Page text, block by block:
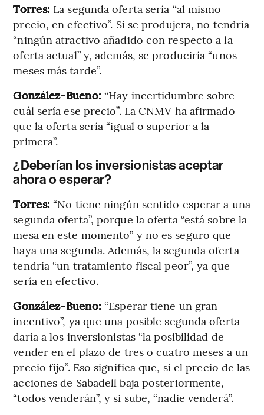
Torres: La segunda oferta sería “al mismo
precio, en efectivo”. Si se produjera, no tendría
“ningún atractivo añadido con respecto a la
oferta actual” y, además, se produciría “unos
meses más tarde”.
González-Bueno: “Hay incertidumbre sobre
cuál sería ese precio”. La CNMV ha afirmado
que la oferta sería “igual o superior a la
primera”.
¿Deberían los inversionistas aceptar
ahora o esperar?
Torres: “No tiene ningún sentido esperar a una
segunda oferta”, porque la oferta “está sobre la
mesa en este momento” y no es seguro que
haya una segunda. Además, la segunda oferta
tendría “un tratamiento fiscal peor”, ya que
sería en efectivo.
González-Bueno: “Esperar tiene un gran
incentivo”, ya que una posible segunda oferta
daría a los inversionistas “la posibilidad de
vender en el plazo de tres o cuatro meses a un
precio fijo”. Eso significa que, si el precio de las
acciones de Sabadell baja posteriormente,
“todos venderán”, y si sube, “nadie venderá”.